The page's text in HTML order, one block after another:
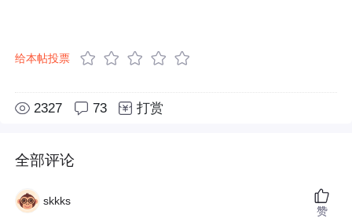
给本帖投票
2327 73 打赏
全部评论
skkks
赞